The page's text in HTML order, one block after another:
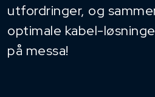
utfordringer, og
optimale kabel-
på messa!